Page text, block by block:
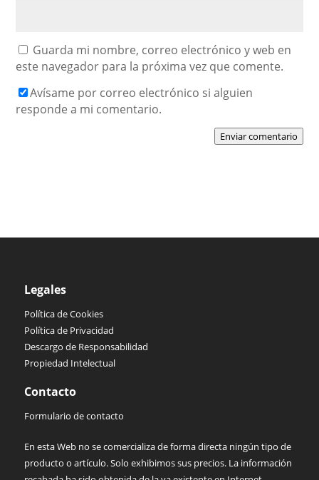
Guarda mi nombre, correo electrónico y web en
este navegador para la próxima vez que comente.
Avísame por correo electrónico si alguien
responde a mi comentario.
Enviar comentario
Legales
Política de Cookies
Política de Privacidad
Descargo de Responsabilidad
Propiedad Intelectual
Contacto
Formulario de contacto
En esta Web no se comercializa de forma directa ningún tipo de
producto o artículo. Solo exhibimos sus precios. La información